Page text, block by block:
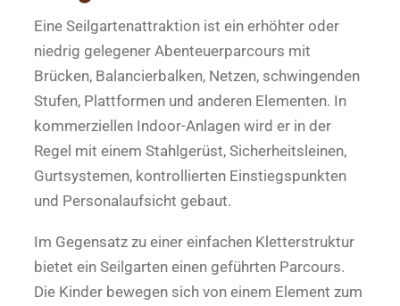
Eine Seilgartenattraktion ist ein erhöhter oder
niedrig gelegener Abenteuerparcours mit
Brücken, Balancierbalken, Netzen, schwingenden
Stufen, Plattformen und anderen Elementen. In
kommerziellen Indoor-Anlagen wird er in der
Regel mit einem Stahlgerüst, Sicherheitsleinen,
Gurtsystemen, kontrollierten Einstiegspunkten
und Personalaufsicht gebaut.
Im Gegensatz zu einer einfachen Kletterstruktur
bietet ein Seilgarten einen geführten Parcours.
Die Kinder bewegen sich von einem Element zum